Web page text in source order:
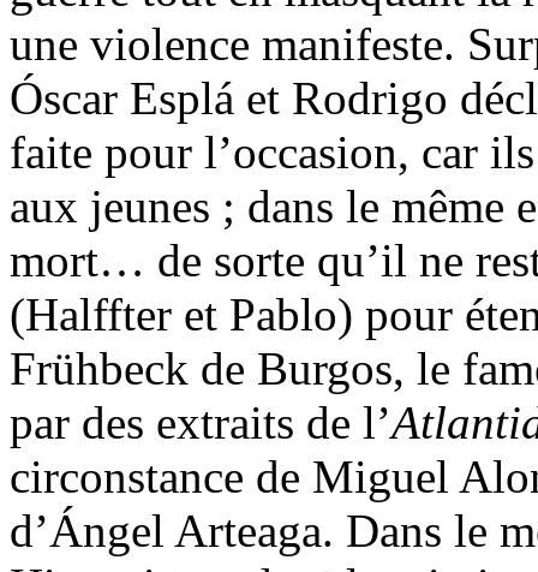
une violence manifeste.
Óscar Esplá et Rodrigo
faite pour l’occasion, car
aux jeunes ; dans le
mort… de sorte qu’il ne
(Halffter et Pablo) pour
Frühbeck de Burgos, le
par des extraits de l’
circonstance de Miguel
d’Ángel Arteaga. Dans le